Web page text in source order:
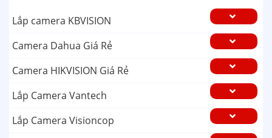
Lắp camera KBVISION
Camera Dahua Giá Rẻ
Camera HIKVISION Giá Rẻ
Lắp Camera Vantech
Lắp Camera Visioncop